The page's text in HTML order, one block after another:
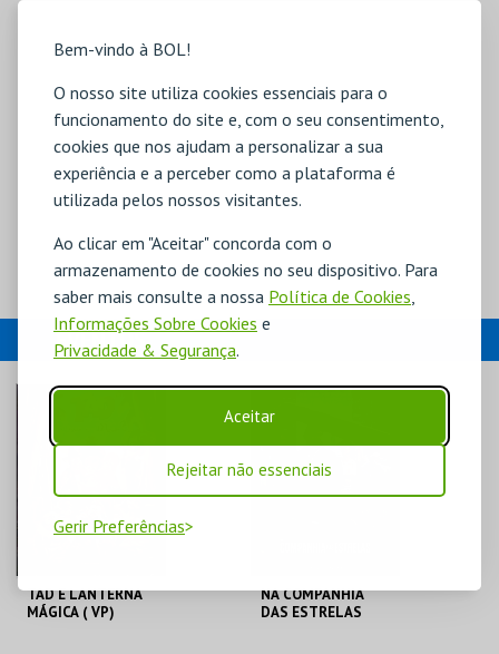
Bem-vindo à BOL!
O nosso site utiliza cookies essenciais para o
funcionamento do site e, com o seu consentimento,
cookies que nos ajudam a personalizar a sua
experiência e a perceber como a plataforma é
utilizada pelos nossos visitantes.
Ao clicar em "Aceitar" concorda com o
armazenamento de cookies no seu dispositivo. Para
saber mais consulte a nossa Política de Cookies
Informações Sobre Cookies e
Privacidade & Segurança.
Aceitar
Rejeitar não essenciais
Gerir Preferências
EVENTOS
TAD E LANTERNA
MÁGICA ( VP)
NA COMPANHIA
DAS ESTRELAS